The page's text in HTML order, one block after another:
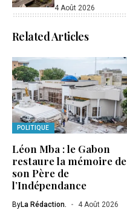
4 Août 2026
Related Articles
POLITIQUE
Léon Mba : le Gabon
restaure la mémoire de
son Père de
l’Indépendance
ByLa Rédaction. 4 Août 2026